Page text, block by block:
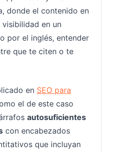
donde el contenido en
en un
por el inglés, entender
que te citen o te
en SEO para
el de este caso
autosuficientes
con encabezados
que incluyan